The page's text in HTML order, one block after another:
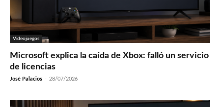
Videojuegos
Microsoft explica la caída de Xbox: falló un servicio
de licencias
José Palacios - 28/07/2026